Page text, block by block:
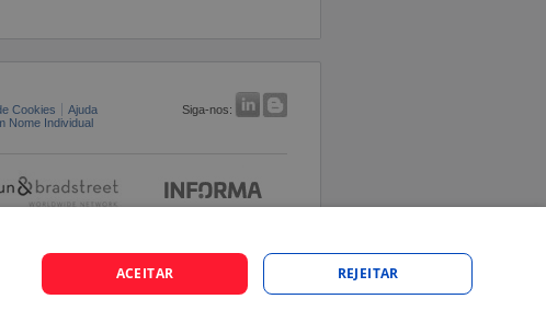
Cookies Ajuda
Siga-nos:
Nome Individual
ACEITAR REJEITAR